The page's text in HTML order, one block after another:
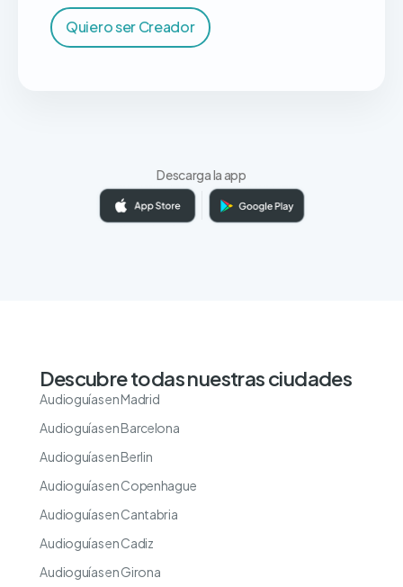
Quiero ser Creador
Descarga la app
Descubre todas nuestras ciudades
Audioguías en Madrid
Audioguías en Barcelona
Audioguías en Berlin
Audioguías en Copenhague
Audioguías en Cantabria
Audioguías en Cadiz
Audioguías en Girona